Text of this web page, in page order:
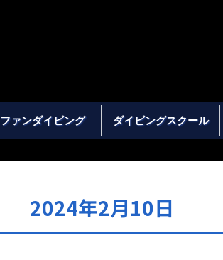
ファンダイビング ダイビングスクール
2024年2月10日